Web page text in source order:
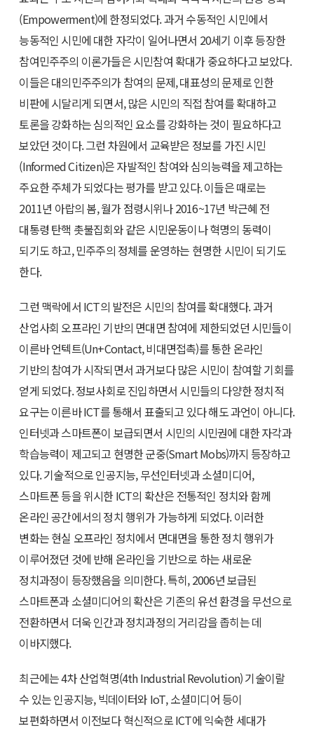
(Empowerment)에 한정되었다. 과거 수동적인 시민에서
능동적인 시민에 대한 자각이 일어나면서 20세기 이후 등장한
참여민주주의 이론가들은 시민참여 확대가 중요하다고 보았다.
이들은 대의민주주의가 참여의 문제, 대표성의 문제로 인한
비판에 시달리게 되면서, 많은 시민의 직접 참여를 확대하고
토론을 강화하는 심의적인 요소를 강화하는 것이 필요하다고
보았던 것이다. 그런 차원에서 교육받은 정보를 가진 시민
(Informed Citizen)은 자발적인 참여와 심의능력을 제고하는
주요한 주체가 되었다는 평가를 받고 있다. 이들은 때로는
2011년 아랍의 봄, 월가 점령시위나 2016~17년 박근혜 전
대통령 탄핵 촛불집회와 같은 시민운동이나 혁명의 동력이
되기도 하고, 민주주의 정체를 운영하는 현명한 시민이 되기도
한다.
그런 맥락에서 ICT의 발전은 시민의 참여를 확대했다. 과거
산업사회 오프라인 기반의 면대면 참여에 제한되었던 시민들이
이른바 언텍트(Un+Contact, 비대면접촉)를 통한 온라인
기반의 참여가 시작되면서 과거보다 많은 시민이 참여할 기회를
얻게 되었다. 정보사회로 진입하면서 시민들의 다양한 정치적
요구는 이른바 ICT를 통해서 표출되고 있다 해도 과언이 아니다.
인터넷과 스마트폰이 보급되면서 시민의 시민권에 대한 자각과
학습능력이 제고되고 현명한 군중(Smart Mobs)까지 등장하고
있다. 기술적으로 인공지능, 무선인터넷과 소셜미디어,
스마트폰 등을 위시한 ICT의 확산은 전통적인 정치와 함께
온라인 공간에서의 정치 행위가 가능하게 되었다. 이러한
변화는 현실 오프라인 정치에서 면대면을 통한 정치 행위가
이루어졌던 것에 반해 온라인을 기반으로 하는 새로운
정치과정이 등장했음을 의미한다. 특히, 2006년 보급된
스마트폰과 소셜미디어의 확산은 기존의 유선 환경을 무선으로
전환하면서 더욱 인간과 정치과정의 거리감을 좁히는 데
이바지했다.
최근에는 4차 산업혁명(4th Industrial Revolution) 기술이랄
수 있는 인공지능, 빅데이터와 IoT, 소셜미디어 등이
보편화하면서 이전보다 혁신적으로 ICT에 익숙한 세대가